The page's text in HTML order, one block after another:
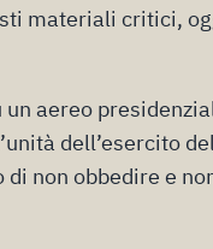
materiali critici,
aereo
dell’esercito
non obbedire e